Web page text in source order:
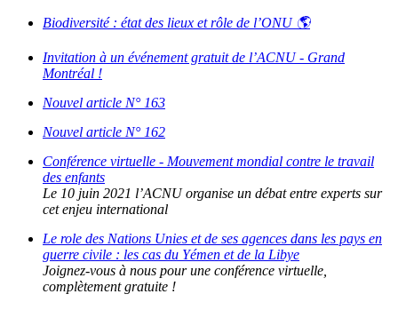
Biodiversité : état des lieux et rôle de l’ONU 🌎
Invitation à un événement gratuit de l’ACNU - Grand
Montréal !
Nouvel article N° 163
Nouvel article N° 162
Conférence virtuelle - Mouvement mondial contre le travail
des enfants
Le 10 juin 2021 l’ACNU organise un débat entre experts sur
cet enjeu international
Le role des Nations Unies et de ses agences dans les pays en
guerre civile : les cas du Yémen et de la Libye
Joignez-vous à nous pour une conférence virtuelle,
complètement gratuite !